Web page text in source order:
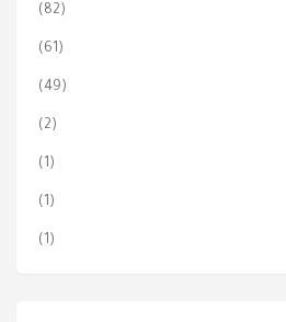
(82)
(61)
(49)
(2)
(1)
(1)
(1)